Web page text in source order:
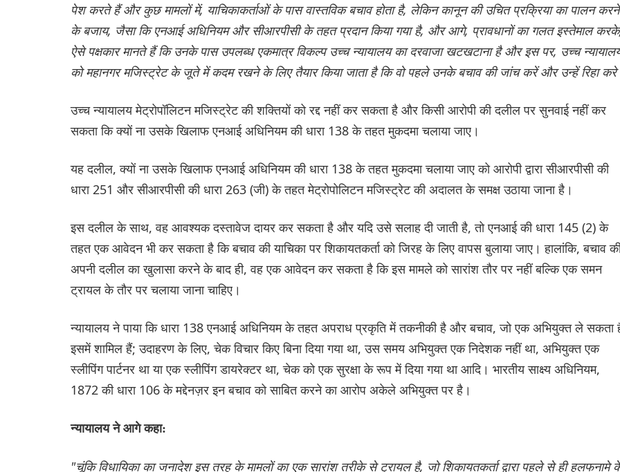
पेश करते हैं और कुछ मामलों में, याचिकाकर्ताओं के पास वास्तविक बचाव होता है, लेकिन कानून की उचित प्रक्रिया का पालन करने
के बजाय, जैसा कि एनआई अधिनियम और सीआरपीसी के तहत प्रदान किया गया है, और आगे, प्रावधानों का गलत इस्तेमाल
ऐसे पक्षकार मानते हैं कि उनके पास उपलब्ध एकमात्र विकल्प उच्च न्यायालय का दरवाजा खटखटाना है और इस पर, उच्च
को महानगर मजिस्ट्रेट के जूते में कदम रखने के लिए तैयार किया जाता है कि वो पहले उनके बचाव की जांच करें और उन्हें रिहा
उच्च न्यायालय मेट्रोपॉलिटन मजिस्ट्रेट की शक्तियों को रद्द नहीं कर सकता है और किसी आरोपी की दलील पर सुनवाई नहीं कर
सकता कि क्यों ना उसके खिलाफ एनआई अधिनियम की धारा 138 के तहत मुकदमा चलाया जाए।
यह दलील, क्यों ना उसके खिलाफ एनआई अधिनियम की धारा 138 के तहत मुकदमा चलाया जाए को आरोपी द्वारा सीआरपीसी की
धारा 251 और सीआरपीसी की धारा 263 (जी) के तहत मेट्रोपोलिटन मजिस्ट्रेट की अदालत के समक्ष उठाया जाना है।
इस दलील के साथ, वह आवश्यक दस्तावेज दायर कर सकता है और यदि उसे सलाह दी जाती है, तो एनआई की धारा 145 (2) के
तहत एक आवेदन भी कर सकता है कि बचाव की याचिका पर शिकायतकर्ता को जिरह के लिए वापस बुलाया जाए। हालांकि, बचाव
अपनी दलील का खुलासा करने के बाद ही, वह एक आवेदन कर सकता है कि इस मामले को सारांश तौर पर नहीं बल्कि एक समन
ट्रायल के तौर पर चलाया जाना चाहिए।
न्यायालय ने पाया कि धारा 138 एनआई अधिनियम के तहत अपराध प्रकृति में तकनीकी है और बचाव, जो एक अभियुक्त ले सकता
इसमें शामिल हैं; उदाहरण के लिए, चेक विचार किए बिना दिया गया था, उस समय अभियुक्त एक निदेशक नहीं था, अभियुक्त एक
स्लीपिंग पार्टनर था या एक स्लीपिंग डायरेक्टर था, चेक को एक सुरक्षा के रूप में दिया गया था आदि। भारतीय साक्ष्य अधिनियम,
1872 की धारा 106 के मद्देनज़र इन बचाव को साबित करने का आरोप अकेले अभियुक्त पर है।
न्यायालय ने आगे कहा:
"चूंकि विधायिका का जनादेश इस तरह के मामलों का एक सारांश तरीके से ट्रायल है, जो शिकायतकर्ता द्वारा पहले से ही हलफनामे